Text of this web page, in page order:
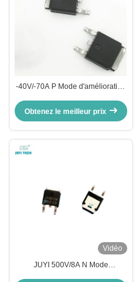
‐40V/‐70A P Mode d'amélioration
JY4P7M pour charge de courant
élevé
Obtenez le meilleur prix
Vidéo
JUYI 500V/8A N Mode